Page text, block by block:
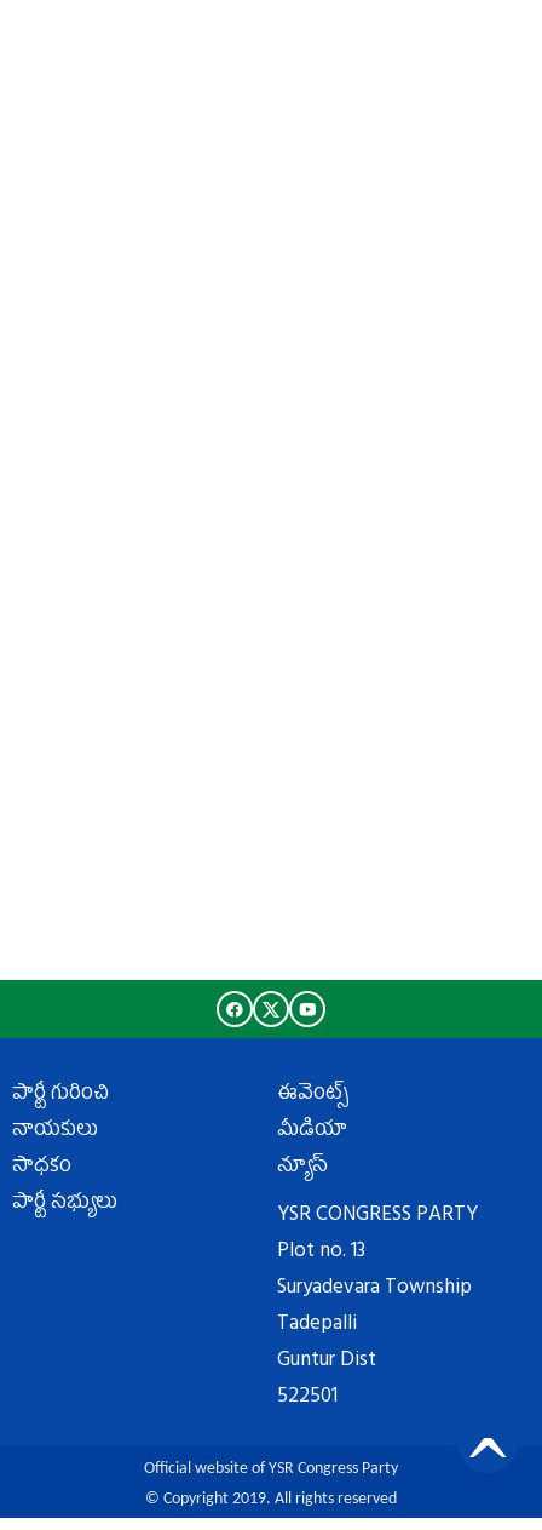
పార్టీ గురించి
నాయకులు
సాధకం
పార్టీ సభ్యులు
ఈవెంట్స్
మీడియా
న్యూస్
YSR CONGRESS PARTY
Plot no. 13
Suryadevara Township
Tadepalli
Guntur Dist
522501
Official website of YSR Congress Party
© Copyright 2019. All rights reserved